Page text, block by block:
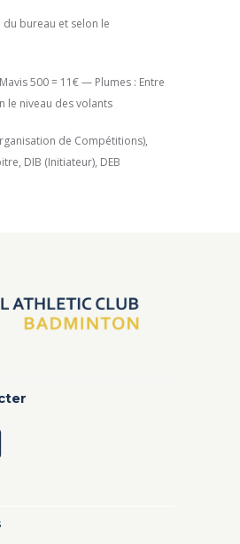
du bureau et selon le
500 = 11€ — Plumes : Entre
le niveau des volants
de Compétitions),
DIB (Initiateur), DEB